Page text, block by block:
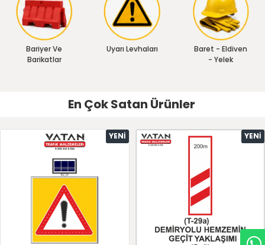
Bariyer Ve
Barikatlar
Uyarı Levhaları
Baret - Eldiven
- Yelek
En Çok Satan Ürünler
YENI YENI